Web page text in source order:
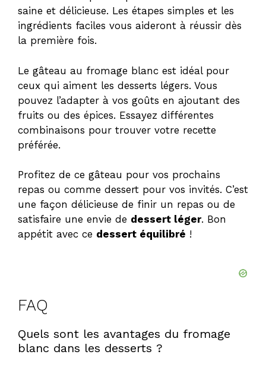
saine et délicieuse. Les étapes simples et les
ingrédients faciles vous aideront à réussir dès
la première fois.
Le gâteau au fromage blanc est idéal pour
ceux qui aiment les desserts légers. Vous
pouvez l’adapter à vos goûts en ajoutant des
fruits ou des épices. Essayez différentes
combinaisons pour trouver votre recette
préférée.
Profitez de ce gâteau pour vos prochains
repas ou comme dessert pour vos invités. C’est
une façon délicieuse de finir un repas ou de
satisfaire une envie de dessert léger. Bon
appétit avec ce dessert équilibré !
FAQ
Quels sont les avantages du fromage
blanc dans les desserts ?